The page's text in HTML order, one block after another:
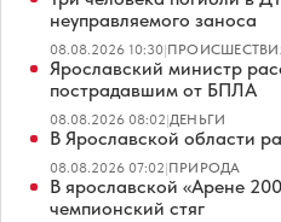
неуправляемого заноса
08.08.2026 10:30|
Ярославский министр
пострадавшим от БПЛА
08.08.2026 08:02|ДЕНЬГИ
В Ярославской области
08.08.2026 07:02|ПРИРОДА
В ярославской «Арене
чемпионский стяг